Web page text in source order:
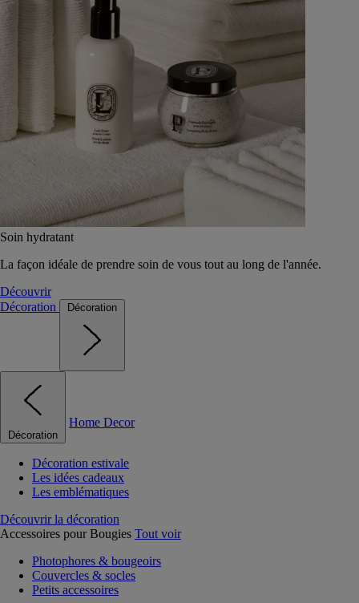
Soin hydratant
La façon idéale de prendre soin de vous tout au long de l'année.
Découvrir
Décoration
Décoration
Décoration
Home Decor
Décoration estivale
Les idées cadeaux
Les emblématiques
Découvrir la décoration
Accessoires pour Bougies Tout voir
Photophores & bougeoirs
Couvercles & socles
Petits accessoires